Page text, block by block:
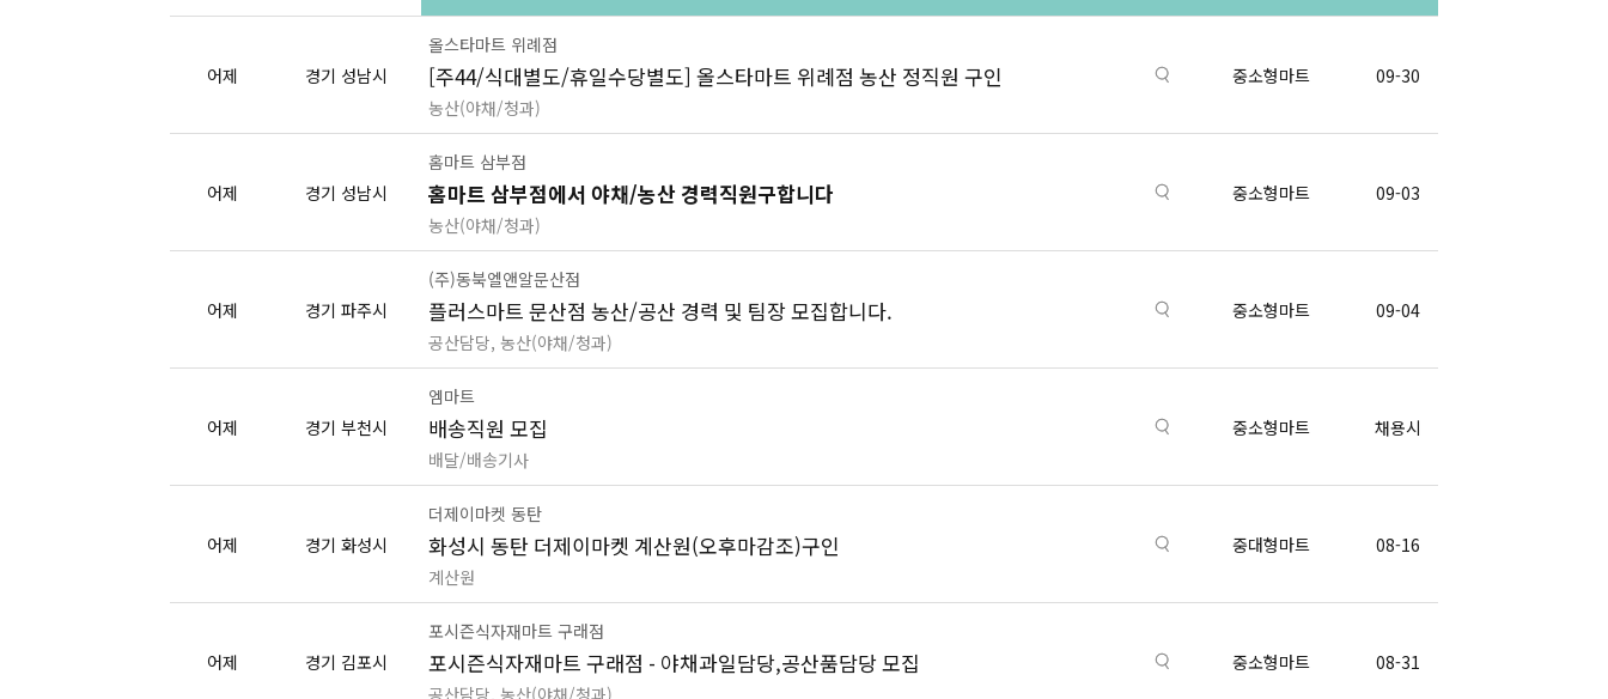
어제 경기 성남시
올스타마트 위례점
[주44/식대별도/휴일수당별도] 올스타마트 위례점 농산 정직원 구인
농산(야채/청과)
중소형마트 09-30
어제 경기 성남시
홈마트 삼부점
홈마트 삼부점에서 야채/농산 경력직원구합니다
농산(야채/청과)
중소형마트 09-03
어제 경기 파주시
(주)동북엘앤알문산점
플러스마트 문산점 농산/공산 경력 및 팀장 모집합니다.
공산담당, 농산(야채/청과)
중소형마트 09-04
어제 경기 부천시
엠마트
배송직원 모집
배달/배송기사
중소형마트 채용시
어제 경기 화성시
더제이마켓 동탄
화성시 동탄 더제이마켓 계산원(오후마감조)구인
계산원
중대형마트 08-16
어제 경기 김포시
포시즌식자재마트 구래점
포시즌식자재마트 구래점 - 야채과일담당,공산품담당 모집
공산담당, 농산(야채/청과)
중소형마트 08-31